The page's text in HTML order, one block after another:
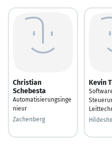
Christian
Schebesta
Automatisierungsinge
nieur
Zachenberg
Kevin